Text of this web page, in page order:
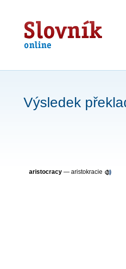
Slovník
online
Výsledek
aristocracy — aristokracie